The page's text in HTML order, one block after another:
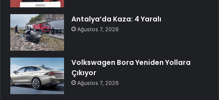
Antalya’da Kaza: 4 Yaralı
Ağustos 7, 2026
Volkswagen Bora Yeniden Yollara
Çıkıyor
Ağustos 7, 2026